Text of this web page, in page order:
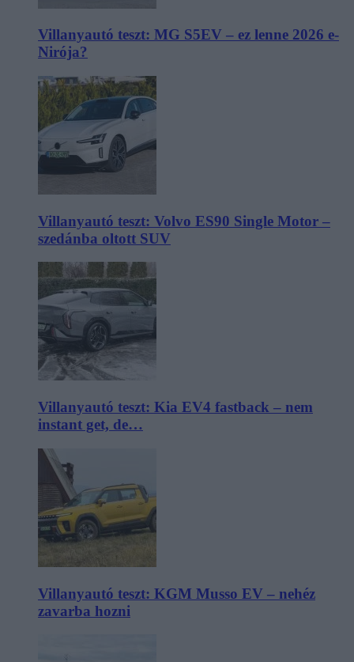
Villanyautó teszt: MG S5EV – ez lenne 2026 e-
Nirója?
Villanyautó teszt: Volvo ES90 Single Motor –
szedánba oltott SUV
Villanyautó teszt: Kia EV4 fastback – nem
instant get, de…
Villanyautó teszt: KGM Musso EV – nehéz
zavarba hozni